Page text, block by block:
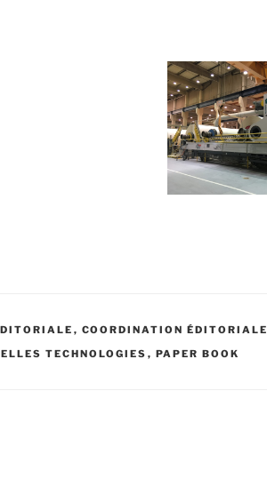
, COORDINATION ÉDITORIALE
TECHNOLOGIES , PAPER BOOK